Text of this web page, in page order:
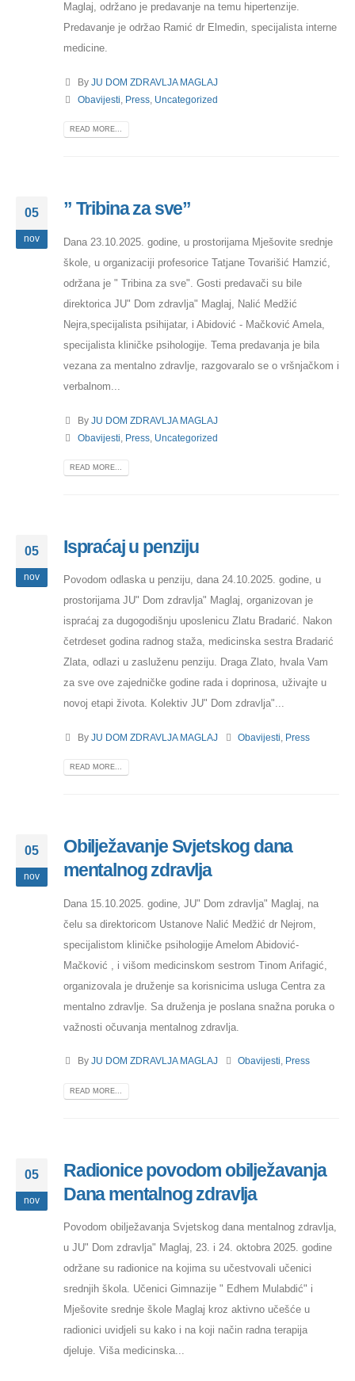
Maglaj, održano je predavanje na temu hipertenzije.
Predavanje je održao Ramić dr Elmedin, specijalista interne
medicine.
By JU DOM ZDRAVLJA MAGLAJ
Obavijesti
Press, Uncategorized
READ MORE...
05
nov
” Tribina za sve”
Dana 23.10.2025. godine, u prostorijama Mješovite srednje
škole, u organizaciji profesorice Tatjane Tovarišić Hamzić,
održana je " Tribina za sve". Gosti predavači su bile
direktorica JU" Dom zdravlja" Maglaj, Nalić Medžić
Nejra,specijalista psihijatar, i Abidović - Mačković Amela,
specijalista kliničke psihologije. Tema predavanja je bila
vezana za mentalno zdravlje, razgovaralo se o vršnjačkom i
verbalnom...
By JU DOM ZDRAVLJA MAGLAJ
Obavijesti
Press, Uncategorized
READ MORE...
05
nov
Ispraćaj u penziju
Povodom odlaska u penziju, dana 24.10.2025. godine, u
prostorijama JU" Dom zdravlja" Maglaj, organizovan je
ispraćaj za dugogodišnju uposlenicu Zlatu Bradarić. Nakon
četrdeset godina radnog staža, medicinska sestra Bradarić
Zlata, odlazi u zasluženu penziju. Draga Zlato, hvala Vam
za sve ove zajedničke godine rada i doprinosa, uživajte u
novoj etapi života. Kolektiv JU" Dom zdravlja"...
By JU DOM ZDRAVLJA MAGLAJ Obavijesti Press
READ MORE...
05
nov
Obilježavanje Svjetskog dana
mentalnog zdravlja
Dana 15.10.2025. godine, JU" Dom zdravlja" Maglaj, na
čelu sa direktoricom Ustanove Nalić Medžić dr Nejrom,
specijalistom kliničke psihologije Amelom Abidović-
Mačković , i višom medicinskom sestrom Tinom Arifagić,
organizovala je druženje sa korisnicima usluga Centra za
mentalno zdravlje. Sa druženja je poslana snažna poruka o
važnosti očuvanja mentalnog zdravlja.
By JU DOM ZDRAVLJA MAGLAJ Obavijesti Press
READ MORE...
05
nov
Radionice povodom obilježavanja
Dana mentalnog zdravlja
Povodom obilježavanja Svjetskog dana mentalnog zdravlja,
u JU" Dom zdravlja" Maglaj, 23. i 24. oktobra 2025. godine
održane su radionice na kojima su učestvovali učenici
srednjih škola. Učenici Gimnazije " Edhem Mulabdić" i
Mješovite srednje škole Maglaj kroz aktivno učešće u
radionici uvidjeli su kako i na koji način radna terapija
djeluje. Viša medicinska...